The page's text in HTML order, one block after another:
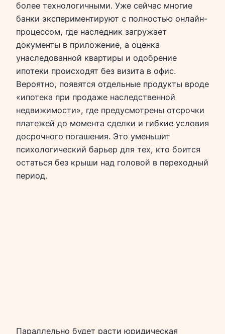
более технологичными. Уже сейчас многие
банки экспериментируют с полностью онлайн-
процессом, где наследник загружает
документы в приложение, а оценка
унаследованной квартиры и одобрение
ипотеки происходят без визита в офис.
Вероятно, появятся отдельные продукты вроде
«ипотека при продаже наследственной
недвижимости», где предусмотрены отсрочки
платежей до момента сделки и гибкие условия
досрочного погашения. Это уменьшит
психологический барьер для тех, кто боится
остаться без крыши над головой в переходный
период.
Параллельно будет расти юридическая